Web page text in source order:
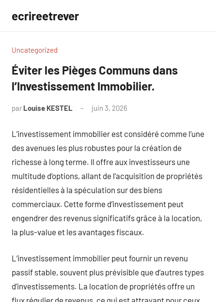
contenu
ecrireetrever
Uncategorized
Éviter les Pièges Communs dans
l’Investissement Immobilier.
par Louise KESTEL juin 3, 2026
L’investissement immobilier est considéré comme l’une
des avenues les plus robustes pour la création de
richesse à long terme. Il offre aux investisseurs une
multitude d’options, allant de l’acquisition de propriétés
résidentielles à la spéculation sur des biens
commerciaux. Cette forme d’investissement peut
engendrer des revenus significatifs grâce à la location,
la plus-value et les avantages fiscaux.
L’investissement immobilier peut fournir un revenu
passif stable, souvent plus prévisible que d’autres types
d’investissements. La location de propriétés offre un
flux régulier de revenus, ce qui est attrayant pour ceux